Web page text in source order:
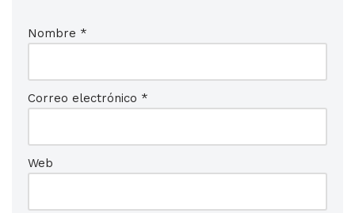
Nombre *
Correo electrónico *
Web